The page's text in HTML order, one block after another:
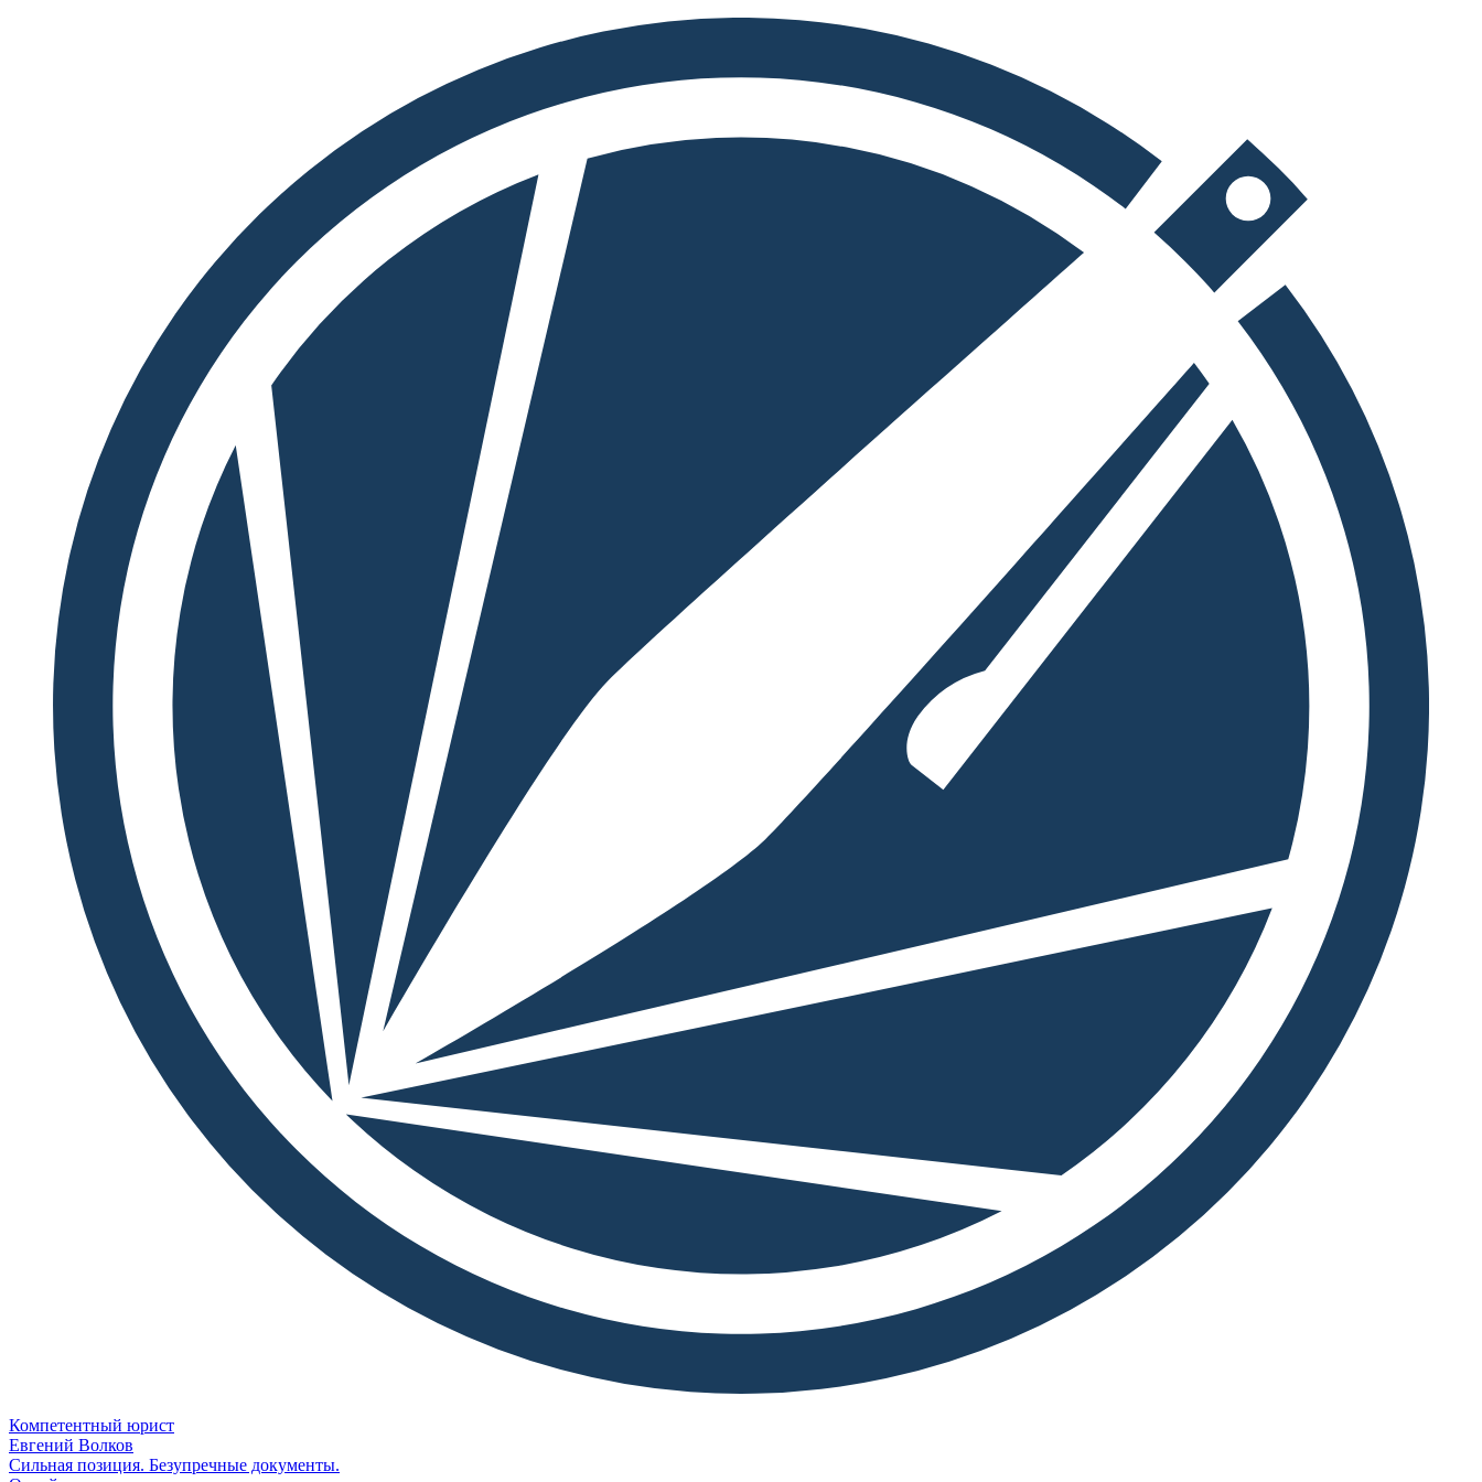
Компетентный юрист
Евгений Волков
Сильная позиция. Безупречные документы.